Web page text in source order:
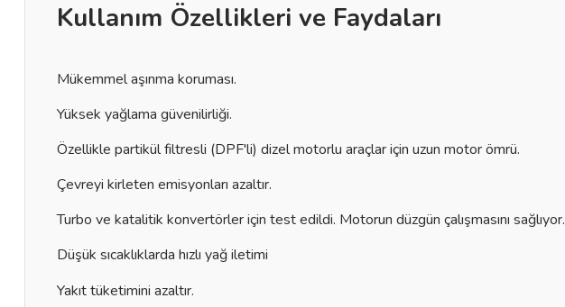
Kullanım Özellikleri ve Faydaları
Mükemmel aşınma koruması.
Yüksek yağlama güvenilirliği.
Özellikle partikül filtresli (DPF'li) dizel motorlu araçlar için uzun motor ömrü.
Çevreyi kirleten emisyonları azaltır.
Turbo ve katalitik konvertörler için test edildi. Motorun düzgün çalışmasını sağlıyor.
Düşük sıcaklıklarda hızlı yağ iletimi
Yakıt tüketimini azaltır.